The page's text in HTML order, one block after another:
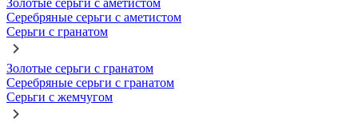
Золотые серьги с аметистом
Серебряные серьги с аметистом
Серьги с гранатом
Золотые серьги с гранатом
Серебряные серьги с гранатом
Серьги с жемчугом